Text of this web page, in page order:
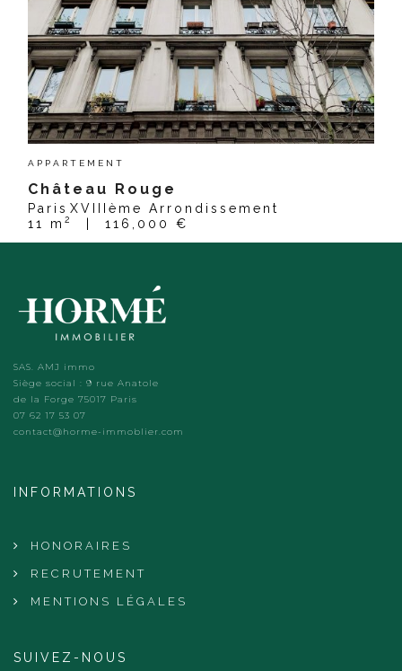
APPARTEMENT
Château Rouge
Paris XVIIIème Arrondissement
11 m 2 116,000 €
SAS. AMJ immo
Siège social : 9 rue Anatole
de la Forge 75017 Paris
07 62 17 53 07
contact@horme-immoblier.com
INFORMATIONS
HONORAIRES
RECRUTEMENT
MENTIONS LÉGALES
SUIVEZ-NOUS